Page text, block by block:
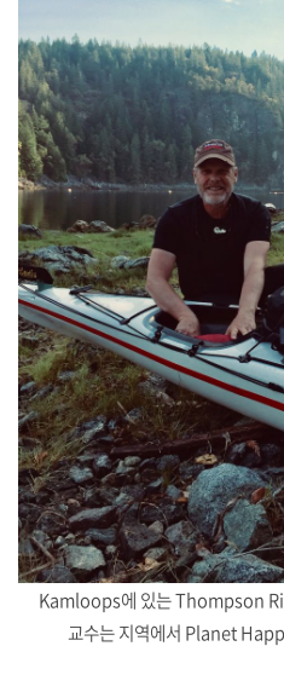
Kamloops에 있는 Thompson
교수는 지역에서 Planet